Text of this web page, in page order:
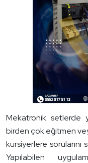
Mekatronik setlerde
birden çok eğitmen
kursiyerlere sorularını
Yapılabilen